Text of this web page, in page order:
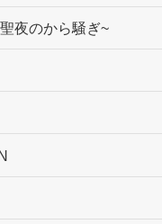
夜のから騒ぎ~